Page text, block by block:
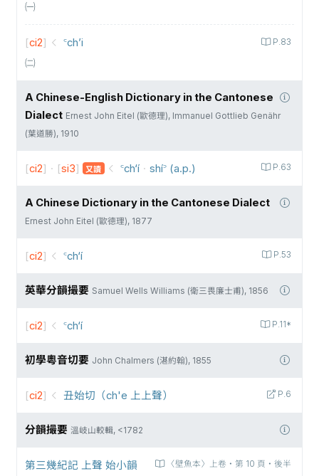
㈠
P.83
[ci2] ꜂ch’i
㈡
A Chinese-English Dictionary in the Cantonese
Dialect Ernest John Eitel (歐德理), Immanuel Gottlieb Genähr
(葉道勝), 1910
P.63
[ci2] · [si3] 又讀 ꜂ch‘í · shí꜄ (a.p.)
A Chinese Dictionary in the Cantonese Dialect
Ernest John Eitel (歐德理), 1877
P.53
[ci2] ꜂ch‘í
英華分韻撮要 Samuel Wells Williams (衛三畏廉士甫), 1856
P.11*
[ci2] ꜂ch‘í
初學粵音切要 John Chalmers (湛約翰), 1855
P.6
[ci2] 丑始切（ch'e 上上聲）
分韻撮要 溫岐山較輯, <1782
〈壁魚本〉上卷‧第 10 頁‧後半
第三幾紀記 上聲 始小韻